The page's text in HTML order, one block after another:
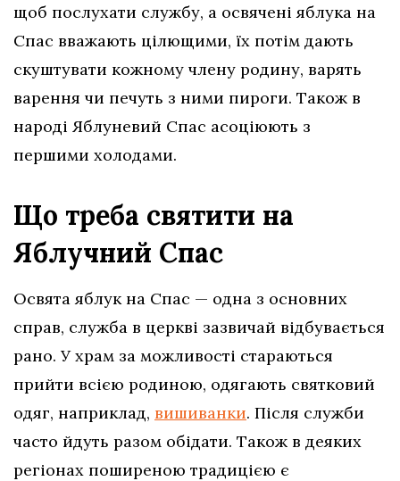
щоб послухати службу, а освячені яблука на
Спас вважають цілющими, їх потім дають
скуштувати кожному члену родину, варять
варення чи печуть з ними пироги. Також в
народі Яблуневий Спас асоціюють з
першими холодами.
Що треба святити на
Яблучний Спас
Освята яблук на Спас — одна з основних
справ, служба в церкві зазвичай відбувається
рано. У храм за можливості стараються
прийти всією родиною, одягають святковий
одяг, наприклад, вишиванки. Після служби
часто йдуть разом обідати. Також в деяких
регіонах поширеною традицією є